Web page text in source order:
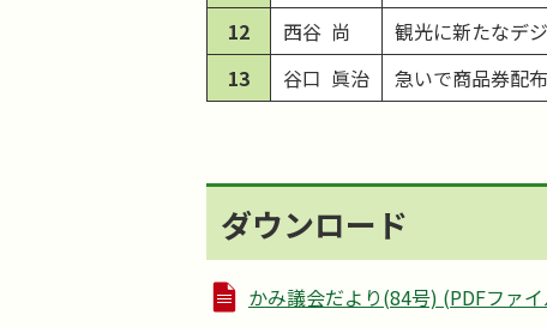
12
西谷 尚 観光に新たなデ
13
谷口 眞治 急いで商品券配
ダウンロード
かみ議会だより(84号) (PDFファ